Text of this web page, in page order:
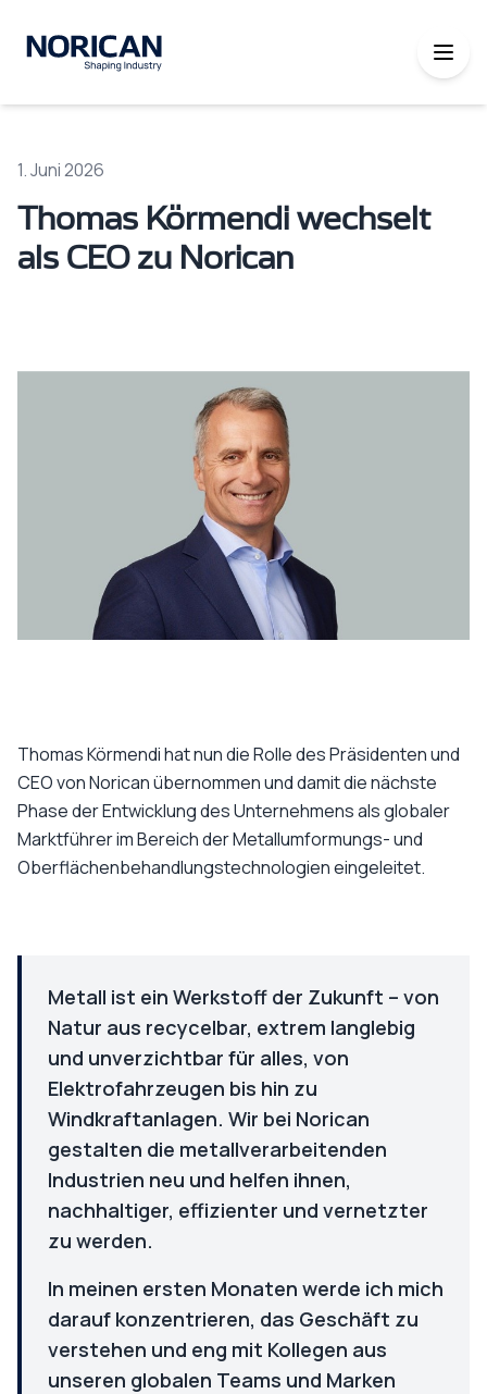
1. Juni 2026
Thomas Körmendi wechselt
als CEO zu Norican
Thomas Körmendi hat nun die Rolle des Präsidenten und
CEO von Norican übernommen und damit die nächste
Phase der Entwicklung des Unternehmens als globaler
Marktführer im Bereich der Metallumformungs- und
Oberflächenbehandlungstechnologien eingeleitet.
Metall ist ein Werkstoff der Zukunft – von
Natur aus recycelbar, extrem langlebig
und unverzichtbar für alles, von
Elektrofahrzeugen bis hin zu
Windkraftanlagen. Wir bei Norican
gestalten die metallverarbeitenden
Industrien neu und helfen ihnen,
nachhaltiger, effizienter und vernetzter
zu werden.
In meinen ersten Monaten werde ich mich
darauf konzentrieren, das Geschäft zu
verstehen und eng mit Kollegen aus
unseren globalen Teams und Marken